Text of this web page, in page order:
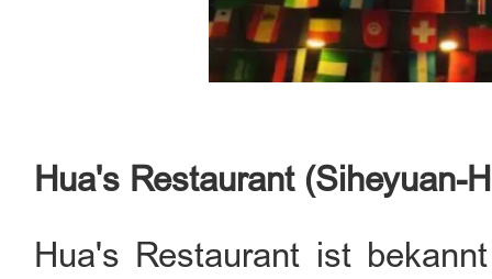
Hua's Restaurant (Siheyuan-
Hua's Restaurant ist